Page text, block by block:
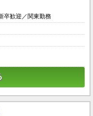
卒歓迎／関東勤務